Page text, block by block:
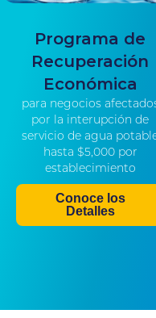
Programa de
Recuperación
Económica
para negocios
por la interupción de
servicio de agua
hasta $5,000 por
establecimiento
Conoce los
Detalles